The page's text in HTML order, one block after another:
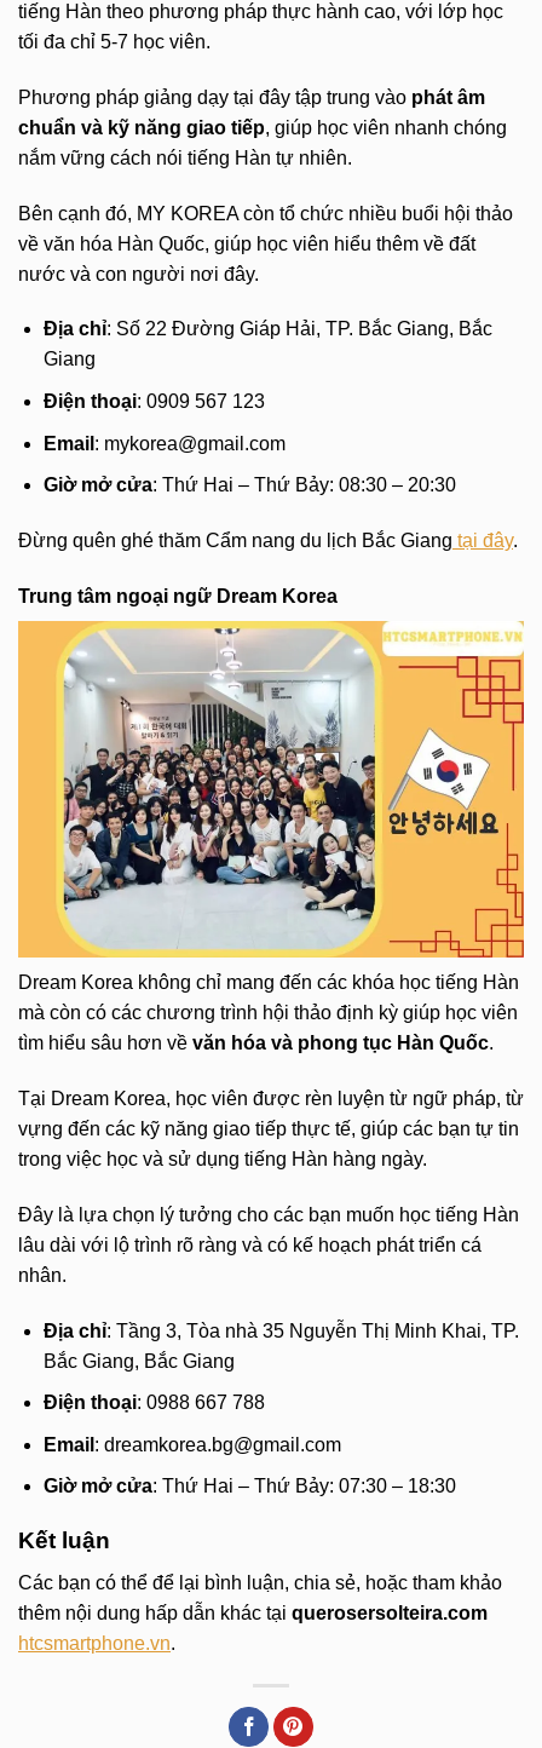
tiếng Hàn theo phương pháp thực hành cao, với lớp học
tối đa chỉ 5-7 học viên.
Phương pháp giảng dạy tại đây tập trung vào phát âm
chuẩn và kỹ năng giao tiếp, giúp học viên nhanh chóng
nắm vững cách nói tiếng Hàn tự nhiên.
Bên cạnh đó, MY KOREA còn tổ chức nhiều buổi hội thảo
về văn hóa Hàn Quốc, giúp học viên hiểu thêm về đất
nước và con người nơi đây.
Địa chỉ: Số 22 Đường Giáp Hải, TP. Bắc Giang, Bắc
Giang
Điện thoại: 0909 567 123
Email : mykorea@gmail.com
Giờ mở cửa: Thứ Hai – Thứ Bảy: 08:30 – 20:30
Đừng quên ghé thăm Cẩm nang du lịch Bắc Giang tại đây.
Trung tâm ngoại ngữ Dream Korea
Dream Korea không chỉ mang đến các khóa học tiếng Hàn
mà còn có các chương trình hội thảo định kỳ giúp học viên
tìm hiểu sâu hơn về văn hóa và phong tục Hàn Quốc.
Tại Dream Korea, học viên được rèn luyện từ ngữ pháp, từ
vựng đến các kỹ năng giao tiếp thực tế, giúp các bạn tự tin
trong việc học và sử dụng tiếng Hàn hàng ngày.
Đây là lựa chọn lý tưởng cho các bạn muốn học tiếng Hàn
lâu dài với lộ trình rõ ràng và có kế hoạch phát triển cá
nhân.
Địa chỉ: Tầng 3, Tòa nhà 35 Nguyễn Thị Minh Khai, TP.
Bắc Giang, Bắc Giang
Điện thoại: 0988 667 788
Email : dreamkorea.bg@gmail.com
Giờ mở cửa: Thứ Hai – Thứ Bảy: 07:30 – 18:30
Kết luận
Các bạn có thể để lại bình luận, chia sẻ, hoặc tham khảo
thêm nội dung hấp dẫn khác tại querosersolteira.com
htcsmartphone.vn.